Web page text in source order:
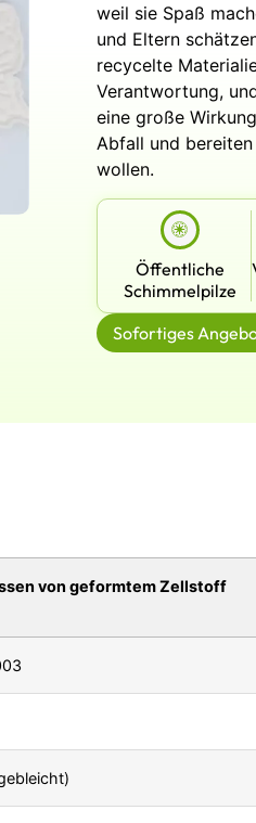
weil sie Spaß
und Eltern
recycelte
Verantwortung,
eine große
Abfall und
wollen.
Öffentliche
Schimmelpilze
Sofortiges
von geformtem Zellstoff